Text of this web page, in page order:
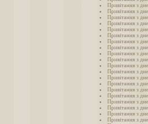
Привітання з
Привітання з
Привітання з
Привітання з
Привітання з
Привітання з
Привітання з
Привітання з
Привітання з
Привітання з
Привітання з
Привітання з
Привітання з
Привітання з
Привітання з
Привітання з
Привітання з
Привітання з
Привітання з
Привітання з